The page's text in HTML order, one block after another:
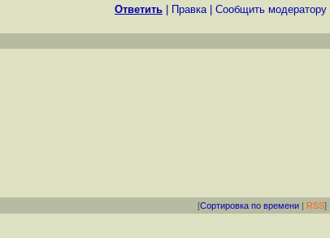
Ответить Правка| Cообщить модератору
[Сортировка по времени | RSS]